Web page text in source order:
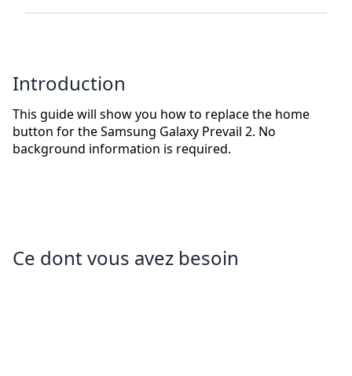
Introduction
This guide will show you how to replace the home
button for the Samsung Galaxy Prevail 2. No
background information is required.
Ce dont vous avez besoin